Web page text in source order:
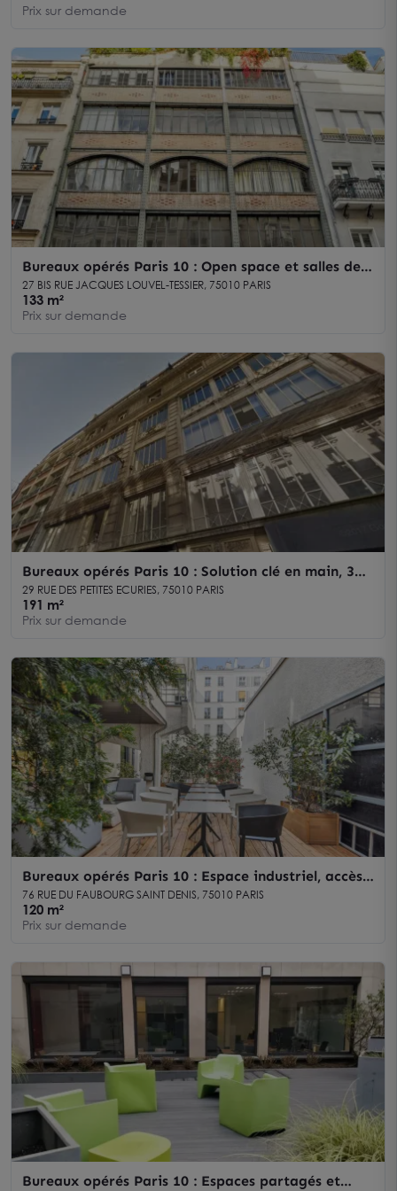
Prix sur demande
Bureaux opérés Paris 10 : Open space et salles de
réunion
27 BIS RUE JACQUES LOUVEL-TESSIER, 75010 PARIS
133 m²
Prix sur demande
Bureaux opérés Paris 10 : Solution clé en main, 3
salles de réunion
29 RUE DES PETITES ECURIES, 75010 PARIS
191 m²
Prix sur demande
Bureaux opérés Paris 10 : Espace industriel, accès
transports
76 RUE DU FAUBOURG SAINT DENIS, 75010 PARIS
120 m²
Prix sur demande
Bureaux opérés Paris 10 : Espaces partagés et